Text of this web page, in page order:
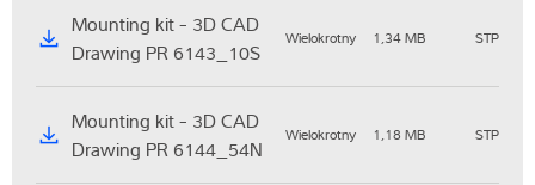
Mounting kit - 3D CAD
Drawing PR 6143_10S
Wielokrotny 1,34 MB STP
Mounting kit - 3D CAD
Drawing PR 6144_54N
Wielokrotny 1,18 MB STP